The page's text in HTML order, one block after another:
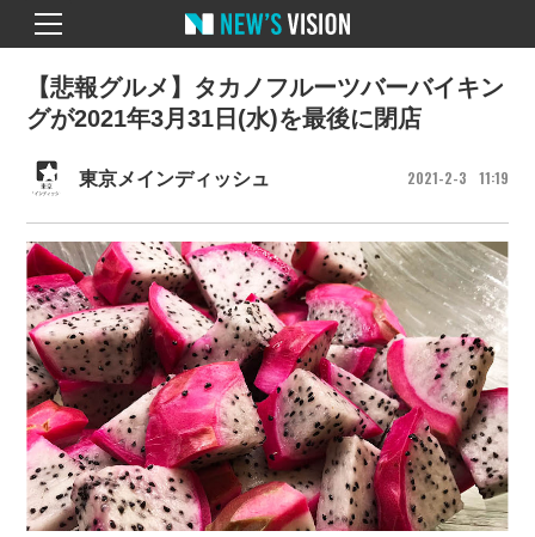
東京メインディッシュ 2021 2 3 11 19
【悲報グルメ】タカノフルーツバーバイキン
グが2021年3月31日(水)を最後に閉店